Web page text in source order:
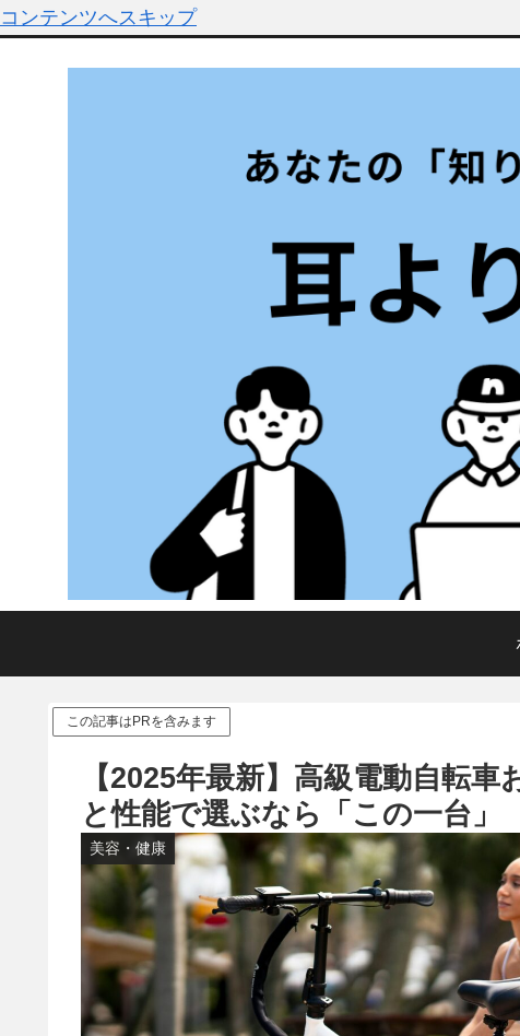
コンテンツへスキップ
この記事はPRを含みます
【2025年最新】高級電動自転
と性能で選ぶなら「この一台」
美容・健康